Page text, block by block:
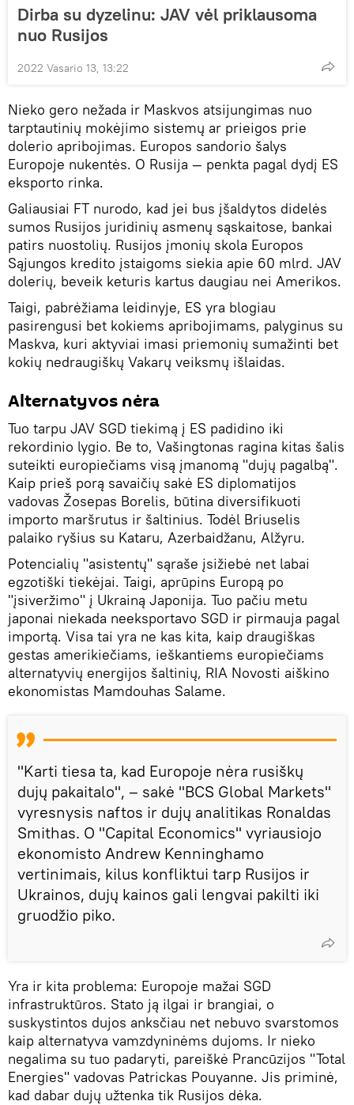
Dirba su dyzelinu: JAV vėl priklausoma
nuo Rusijos
2022 Vasario 13, 13:22
Nieko gero nežada ir Maskvos atsijungimas nuo
tarptautinių mokėjimo sistemų ar prieigos prie
dolerio apribojimas. Europos sandorio šalys
Europoje nukentės. O Rusija — penkta pagal dydį ES
eksporto rinka.
Galiausiai FT nurodo, kad jei bus įšaldytos didelės
sumos Rusijos juridinių asmenų sąskaitose, bankai
patirs nuostolių. Rusijos įmonių skola Europos
Sąjungos kredito įstaigoms siekia apie 60 mlrd. JAV
dolerių, beveik keturis kartus daugiau nei Amerikos.
Taigi, pabrėžiama leidinyje, ES yra blogiau
pasirengusi bet kokiems apribojimams, palyginus su
Maskva, kuri aktyviai imasi priemonių sumažinti bet
kokių nedraugiškų Vakarų veiksmų išlaidas.
Alternatyvos nėra
Tuo tarpu JAV SGD tiekimą į ES padidino iki
rekordinio lygio. Be to, Vašingtonas ragina kitas šalis
suteikti europiečiams visą įmanomą "dujų pagalbą".
Kaip prieš porą savaičių sakė ES diplomatijos
vadovas Žosepas Borelis, būtina diversifikuoti
importo maršrutus ir šaltinius. Todėl Briuselis
palaiko ryšius su Kataru, Azerbaidžanu, Alžyru.
Potencialių "asistentų" sąraše įsižiebė net labai
egzotiški tiekėjai. Taigi, aprūpins Europą po
"įsiveržimo" į Ukrainą Japonija. Tuo pačiu metu
japonai niekada neeksportavo SGD ir pirmauja pagal
importą. Visa tai yra ne kas kita, kaip draugiškas
gestas amerikiečiams, ieškantiems europiečiams
alternatyvių energijos šaltinių, RIA Novosti aiškino
ekonomistas Mamdouhas Salame.
"Karti tiesa ta, kad Europoje nėra rusiškų
dujų pakaitalo", – sakė "BCS Global Markets"
vyresnysis naftos ir dujų analitikas Ronaldas
Smithas. O "Capital Economics" vyriausiojo
ekonomisto Andrew Kenninghamo
vertinimais, kilus konfliktui tarp Rusijos ir
Ukrainos, dujų kainos gali lengvai pakilti iki
gruodžio piko.
Yra ir kita problema: Europoje mažai SGD
infrastruktūros. Stato ją ilgai ir brangiai, o
suskystintos dujos anksčiau net nebuvo svarstomos
kaip alternatyva vamzdyninėms dujoms. Ir nieko
negalima su tuo padaryti, pareiškė Prancūzijos "Total
Energies" vadovas Patrickas Pouyanne. Jis priminė,
kad dabar dujų užtenka tik Rusijos dėka.